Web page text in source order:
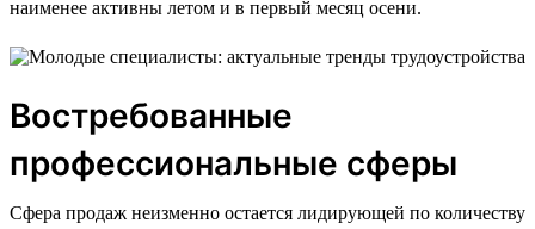
наименее активны летом и в первый месяц осени.
Востребованные
профессиональные сферы
Сфера продаж неизменно остается лидирующей по количеству